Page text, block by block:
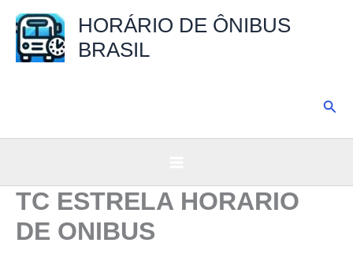
para
HORÁRIO DE ÔNIBUS
BRASIL
TC ESTRELA HORARIO
DE ONIBUS